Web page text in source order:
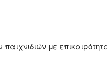
παιχνιδιών με